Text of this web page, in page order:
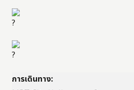
การเดินทาง: